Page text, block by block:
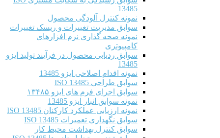
13485
نمونه کنترل آلودگی محصول
سوابق مدیریت تغییرات و ریسک تغییرات
نمونه صحه گذاری نرم افزارهای
کامپیوتری
سوابق ردیابی محصول در فرآیند تولید ایزو
13485
نمونه اقدام اصلاحی ایزو 13485
سوابق طراحی ISO 13485
سوابق اجرای فرم های ایزو ۱۳۴۸۵
نمونه سوابق انبار ایزو 13485
نمونه ارزیابی عملکرد کارکنان ISO 13485
سوابق نگهداري تعميرات ISO 13485
سوابق کنترل بهداشت محیط کار